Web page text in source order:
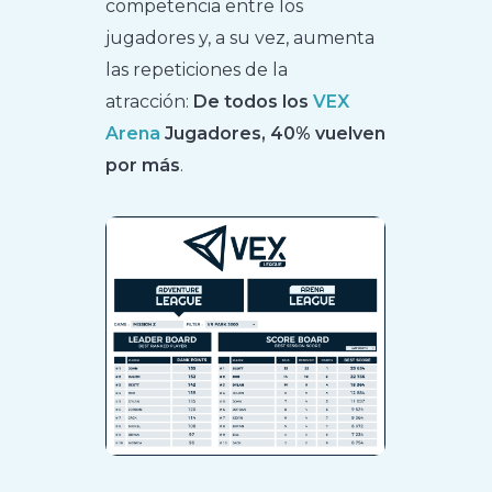
competencia entre los
jugadores y, a su vez, aumenta
las repeticiones de la
atracción: De todos losVEX
Arena Jugadores, 40% vuelven
por más.